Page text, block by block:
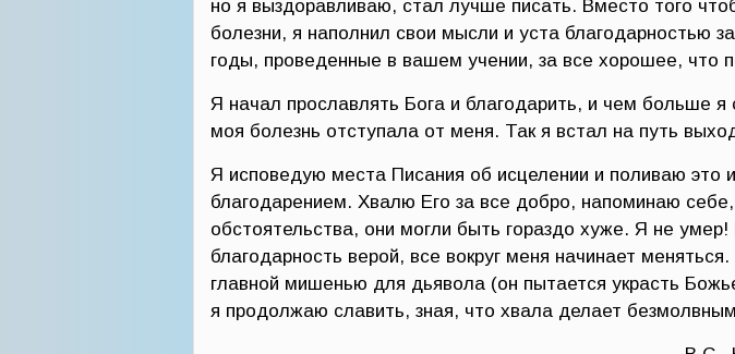
но я выздоравливаю, стал лучше писать. Вместо того
болезни, я наполнил свои мысли и уста благодарностью
годы, проведенные в вашем учении, за все хорошее, что
Я начал прославлять Бога и благодарить, и чем больше
моя болезнь отступала от меня. Так я встал на путь
Я исповедую места Писания об исцелении и поливаю это
благодарением. Хвалю Его за все добро, напоминаю
обстоятельства, они могли быть гораздо хуже. Я не
благодарность верой, все вокруг меня начинает
главной мишенью для дьявола (он пытается украсть
я продолжаю славить, зная, что хвала делает